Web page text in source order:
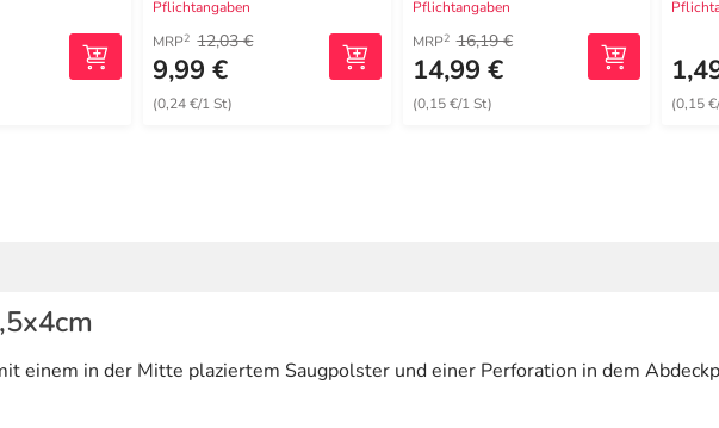
Pflichtangaben
MRP2 12,03 €
9,99 €
(0,24 €/1 St)
Pflichtangaben
MRP2 16,19 €
14,99 €
(0,15 €/1 St) (0,15
einem in der Mitte plaziertem Saugpolster und einer Perforation in dem